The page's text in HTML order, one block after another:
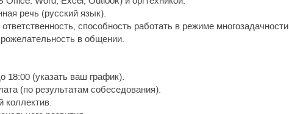
речь (русский язык).
способность работать в режиме многозадачности.
в общении.
18:00 (указать ваш график).
(по результатам собеседования).